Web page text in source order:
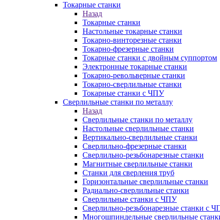
Токарные станки
Назад
Токарные станки
Настольные токарные станки
Токарно-винторезные станки
Токарно-фрезерные станки
Токарные станки с двойным суппортом
Электронные токарные станки
Токарно-револьверные станки
Токарно-сверлильные станки
Токарные станки с ЧПУ
Сверлильные станки по металлу
Назад
Сверлильные станки по металлу
Настольные сверлильные станки
Вертикально-сверлильные станки
Сверлильно-фрезерные станки
Сверлильно-резьбонарезные станки
Магнитные сверлильные станки
Станки для сверления труб
Горизонтальные сверлильные станки
Радиально-сверлильные станки
Сверлильные станки с ЧПУ
Сверлильно-резьбонарезные станки с
Многошпиндельные сверлильные